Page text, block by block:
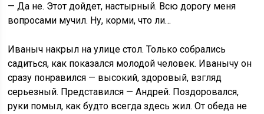
— Да не. Этот дойдет, настырный. Всю дорогу меня
вопросами мучил. Ну, корми, что ли…
Иваныч накрыл на улице стол. Только собрались
садиться, как показался молодой человек. Иванычу он
сразу понравился — высокий, здоровый, взгляд
серьезный. Представился — Андрей. Поздоровался,
руки помыл, как будто всегда здесь жил. От обеда не